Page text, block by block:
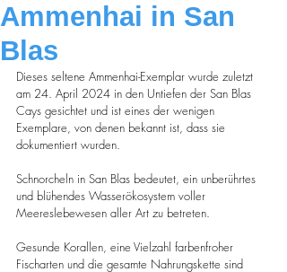
Ammenhai in San
Blas
Dieses seltene Ammenhai-Exemplar wurde zuletzt
am 24. April 2024 in den Untiefen der San Blas
Cays gesichtet und ist eines der wenigen
Exemplare, von denen bekannt ist, dass sie
dokumentiert wurden.
Schnorcheln in San Blas bedeutet, ein unberührtes
und blühendes Wasserökosystem voller
Meereslebewesen aller Art zu betreten.
Gesunde Korallen, eine Vielzahl farbenfroher
Fischarten und die gesamte Nahrungskette sind